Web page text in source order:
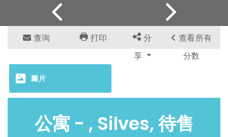
查询 打印
分
享
查看所有
分数
圖片
公寓 - , Silves, 待售